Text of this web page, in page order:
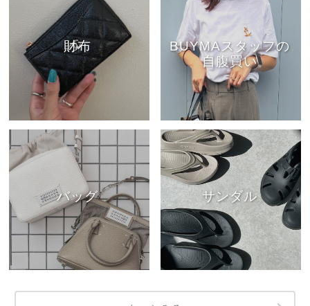
財布
BUYMAスタッフの
自腹買い
バッグ サンダル